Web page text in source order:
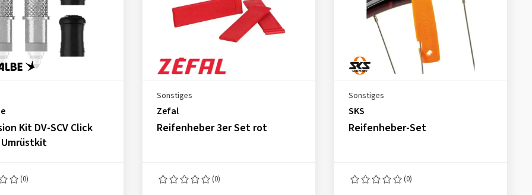
Kit DV-SCV Click
(0)
Sonstiges
Zefal
Reifenheber 3er Set rot
(0)
Sonstiges
SKS
Reifenheber-Set
(0)